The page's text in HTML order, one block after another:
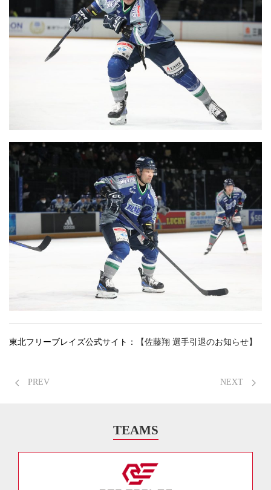
東北フリーブレイズ公式サイト： 【佐藤翔 選手引退のお知らせ】
PREV NEXT
TEAMS